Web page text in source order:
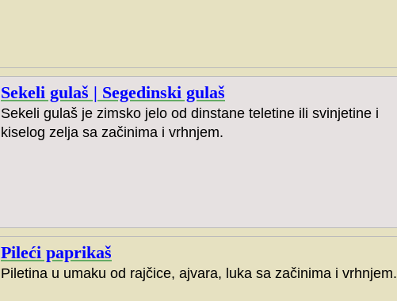
Sekeli gulaš | Segedinski gulaš
Sekeli gulaš je zimsko jelo od dinstane teletine ili svinjetine i
kiselog zelja sa začinima i vrhnjem.
Pileći paprikaš
Piletina u umaku od rajčice, ajvara, luka sa začinima i vrhnjem.